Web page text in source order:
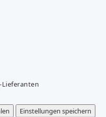
Einstellungen speichern